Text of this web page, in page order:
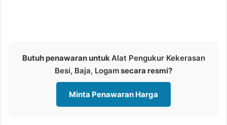
Butuh penawaran untuk Alat Pengukur Kekerasan
Besi, Baja, Logamsecara resmi?
Minta Penawaran Harga